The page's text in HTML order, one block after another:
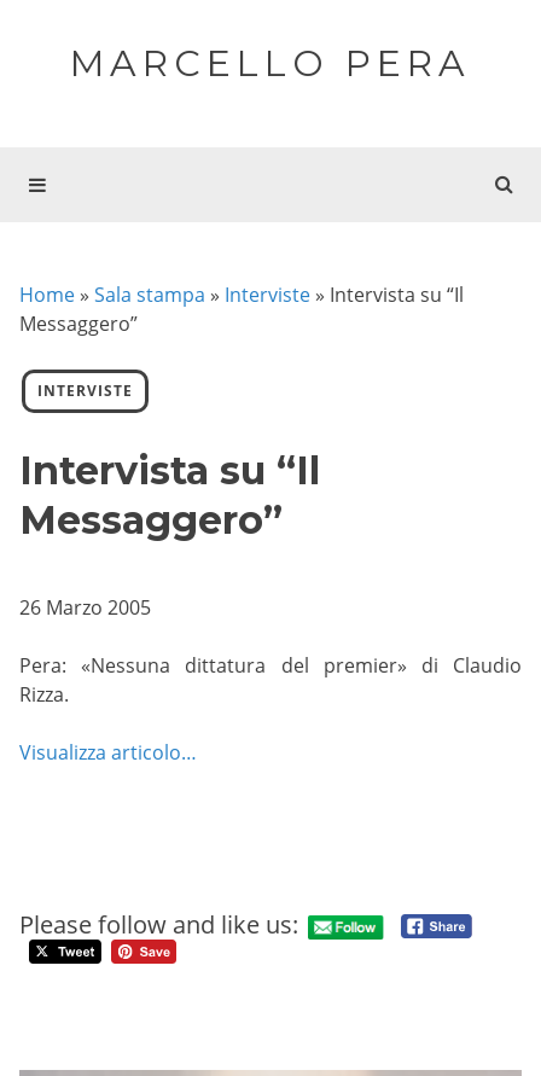
MARCELLO PERA
Home » Sala stampa » Interviste » Intervista su “Il
Messaggero”
INTERVISTE
Intervista su “Il
Messaggero”
26 Marzo 2005
Pera: «Nessuna dittatura del premier» di Claudio
Rizza.
Visualizza articolo…
Please follow and like us: